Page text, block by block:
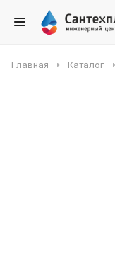
Главная Каталог